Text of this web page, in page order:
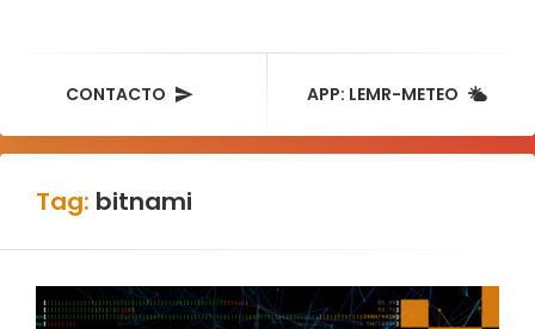
CONTACTO APP: LEMR-METEO
Tag: bitnami